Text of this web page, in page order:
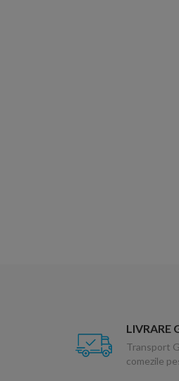
LIVRARE
Transport
comezile